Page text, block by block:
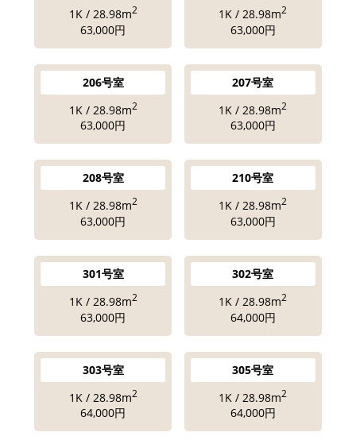
1K / 28.98m2
63,000円
1K / 28.98m2
63,000円
206号室
1K / 28.98m2
63,000円
207号室
1K / 28.98m2
63,000円
208号室
1K / 28.98m2
63,000円
210号室
1K / 28.98m2
63,000円
301号室
1K / 28.98m2
63,000円
302号室
1K / 28.98m2
64,000円
303号室
1K / 28.98m2
64,000円
305号室
1K / 28.98m2
64,000円